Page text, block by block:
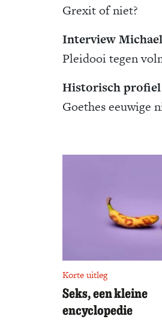
Grexit of niet?
Interview
Pleidooi tegen
Historisch profiel
Goethes eeuwige
Korte uitleg
Seks, een kleine
encyclopedie